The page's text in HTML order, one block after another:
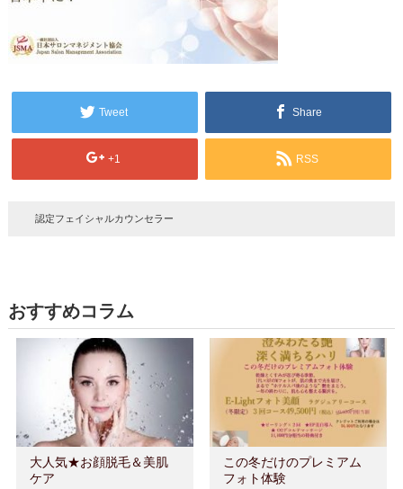
Tweet Share
+1 RSS
認定フェイシャルカウンセラー
おすすめコラム
大人気★お顔脱毛＆美肌
ケア
この冬だけのプレミアム
フォト体験